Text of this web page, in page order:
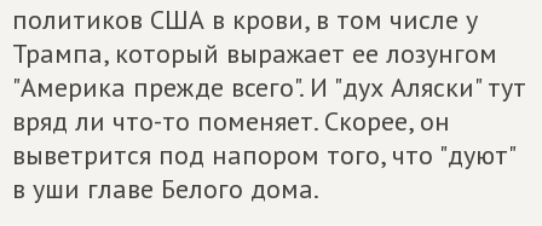
политиков США в крови, в том числе у
Трампа, который выражает ее лозунгом
"Америка прежде всего". И "дух Аляски" тут
вряд ли что-то поменяет. Скорее, он
выветрится под напором того, что "дуют"
в уши главе Белого дома.